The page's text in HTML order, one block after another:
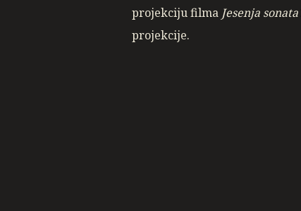
projekciju filma Jesenja sonata
projekcije.